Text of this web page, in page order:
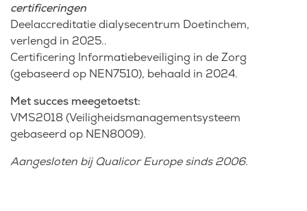
certificeringen
Deelaccreditatie dialysecentrum Doetinchem,
verlengd in 2025..
Certificering Informatiebeveiliging in de Zorg
(gebaseerd op NEN7510), behaald in 2024.
Met succes meegetoetst:
VMS2018 (Veiligheidsmanagementsysteem
gebaseerd op NEN8009).
Aangesloten bij Qualicor Europe sinds 2006.